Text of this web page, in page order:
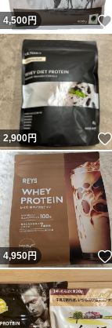
4,500円
2,900円
4,950円